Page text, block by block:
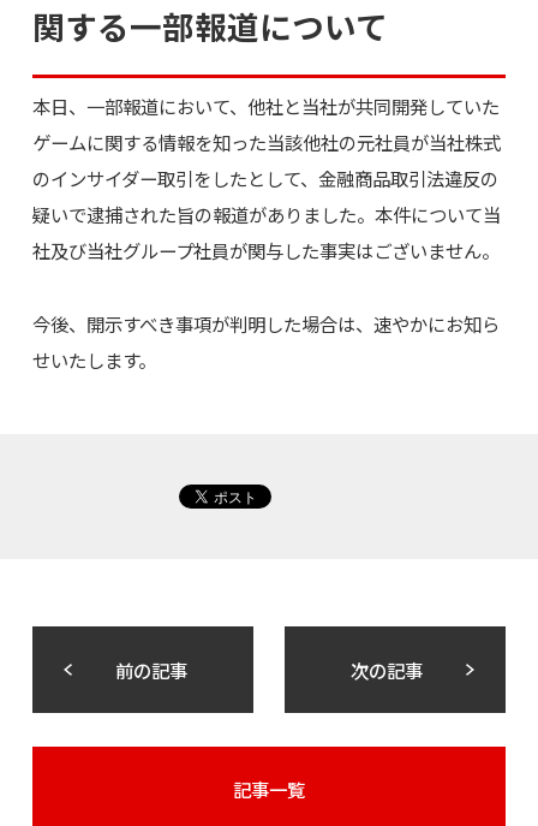
関する一部報道について
本日、一部報道において、他社と当社が共同開発していた
ゲームに関する情報を知った当該他社の元社員が当社株式
のインサイダー取引をしたとして、金融商品取引法違反の
疑いで逮捕された旨の報道がありました。本件について当
社及び当社グループ社員が関与した事実はございません。
今後、開示すべき事項が判明した場合は、速やかにお知ら
せいたします。
前の記事 次の記事
記事一覧